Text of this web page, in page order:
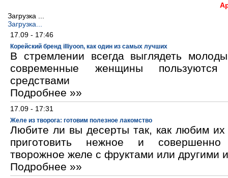
Загрузка ...
Загрузка...
17.09 - 17:46
Корейский бренд illiyoon, как один из самых лучших
В стремлении всегда выглядеть
современные женщины пользуются
средствами
Подробнее »»
17.09 - 17:31
Желе из творога: готовим полезное лакомство
Любите ли вы десерты так, как любим
приготовить нежное и
творожное желе с фруктами или другими
Подробнее »»